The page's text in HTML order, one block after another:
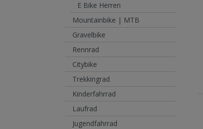
E Bike Herren
Mountainbike | MTB
Gravelbike
Rennrad
Citybike
Trekkingrad
Kinderfahrrad
Laufrad
Jugendfahrrad